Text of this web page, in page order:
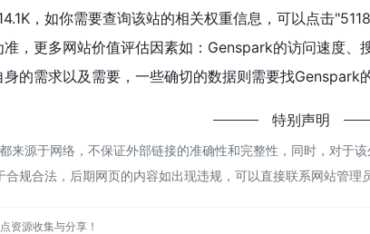
，如你需要查询该站的相关权重信息，可以点击"
，更多网站价值评估因素如：Genspark的访问速度
的需求以及需要，一些确切的数据则需要找Genspark
特别声明
来源于网络，不保证外部链接的准确性和完整性，同时，对
规合法，后期网页的内容如出现违规，可以直接联系网站管理
资源收集与分享！